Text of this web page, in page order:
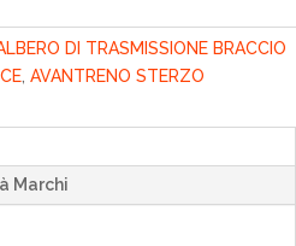
DI TRASMISSIONE BRACCIO
AVANTRENO STERZO
Marchi